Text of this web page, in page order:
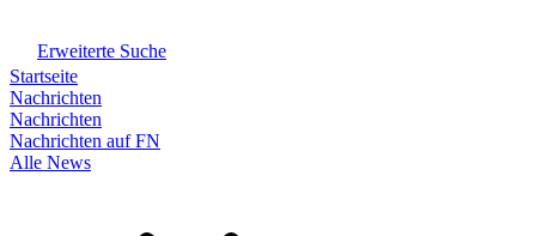
Erweiterte Suche
Startseite
Nachrichten
Nachrichten
Nachrichten auf FN
Alle News